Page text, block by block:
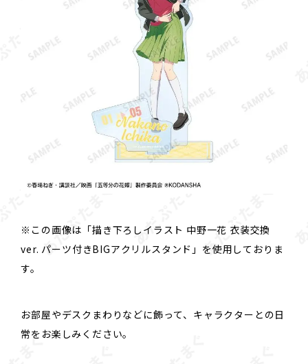
※この画像は「描き下ろしイラスト 中野一花 衣装交換
ver. パーツ付きBIGアクリルスタンド」を使用しておりま
す。
お部屋やデスクまわりなどに飾って、キャラクターとの日
常をお楽しみください。